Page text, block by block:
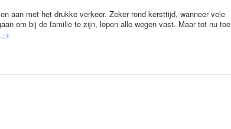
aan met het drukke verkeer. Zeker rond kersttijd, wanneer vele
om bij de familie te zijn, lopen alle wegen vast. Maar tot nu toe
→